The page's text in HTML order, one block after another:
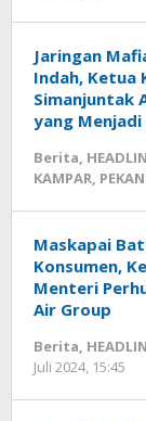
Jaringan
Indah, Ketua
Simanjuntak
yang
Berita,
KAMPAR,
Maskapai
Konsumen,
Menteri
Air Group
Berita,
Juli 2024, 15:45